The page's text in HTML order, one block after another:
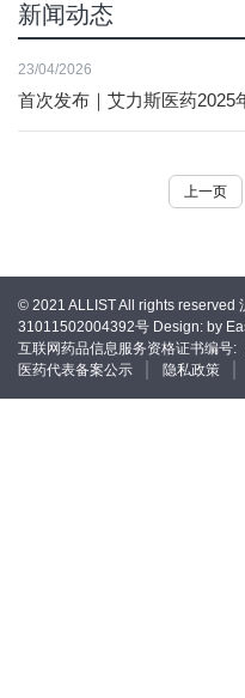
新闻动态
23/04/2026
首次发布｜艾力斯医药2025
上一页
© 2021 ALLIST All rights reserved
31011502004392号 Design: by
互联网药品信息服务资格证书编号:
医药代表备案公示
隐私政策